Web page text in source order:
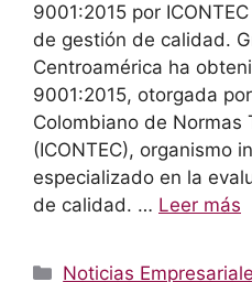
9001:2015 por
de gestión de calidad.
Centroamérica ha
9001:2015, otorgada
Colombiano de Normas
(ICONTEC), organismo
especializado en la
de calidad. … Leer más
Categorías
Noticias